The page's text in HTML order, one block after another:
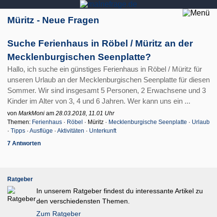
Müritz - Neue Fragen
Suche Ferienhaus in Röbel / Müritz an der
Mecklenburgischen Seenplatte?
Hallo, ich suche ein günstiges Ferienhaus in Röbel / Müritz für
unseren Urlaub an der Mecklenburgischen Seenplatte für diesen
Sommer. Wir sind insgesamt 5 Personen, 2 Erwachsene und 3
Kinder im Alter von 3, 4 und 6 Jahren. Wer kann uns ein ...
von MarkMoni am 28.03.2018, 11.01 Uhr
Themen: Ferienhaus · Röbel · Müritz · Mecklenburgische Seenplatte · Urlaub
· Tipps · Ausflüge · Aktivitäten · Unterkunft
7 Antworten
Ratgeber
In unserem Ratgeber findest du interessante Artikel zu
den verschiedensten Themen.
Zum Ratgeber